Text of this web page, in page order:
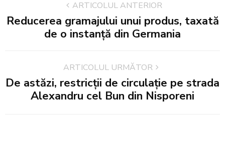
ARTICOLUL ANTERIOR
Reducerea gramajului unui produs, taxată
de o instanță din Germania
ARTICOLUL URMĂTOR
De astăzi, restricții de circulație pe strada
Alexandru cel Bun din Nisporeni